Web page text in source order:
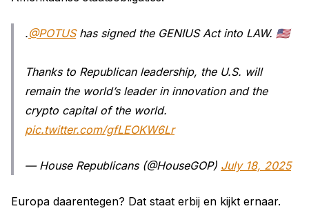
.@POTUShas signed the GENIUS Act into LAW. 🇺🇸
Thanks to Republican leadership, the U.S. will
remain the world’s leader in innovation and the
crypto capital of the world.
pic.twitter.com/gfLEOKW6Lr
— House Republicans (@HouseGOP) July 18, 2025
Europa daarentegen? Dat staat erbij en kijkt ernaar.